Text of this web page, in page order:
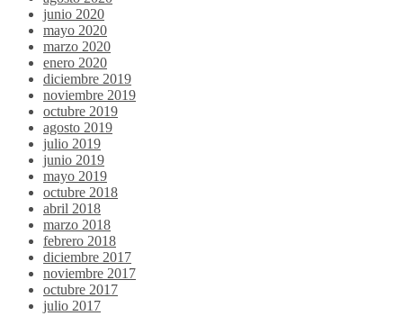
junio 2020
mayo 2020
marzo 2020
enero 2020
diciembre 2019
noviembre 2019
octubre 2019
agosto 2019
julio 2019
junio 2019
mayo 2019
octubre 2018
abril 2018
marzo 2018
febrero 2018
diciembre 2017
noviembre 2017
octubre 2017
julio 2017